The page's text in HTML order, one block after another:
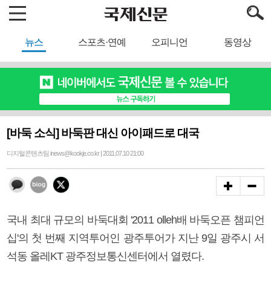
뉴스 스포츠·연예 오피니언 동영상
[바둑 소식] 바둑판 대신 아이패드로 대국
디지털콘텐츠팀 inews@kookje.co.kr | 2011.07.10 21:00
국내 최대 규모의 바둑대회 '2011 olleh배 바둑오픈 챔피언
십'의 첫 번째 지역투어인 광주투어가 지난 9일 광주시 서
석동 올레KT 광주정보통신센터에서 열렸다.